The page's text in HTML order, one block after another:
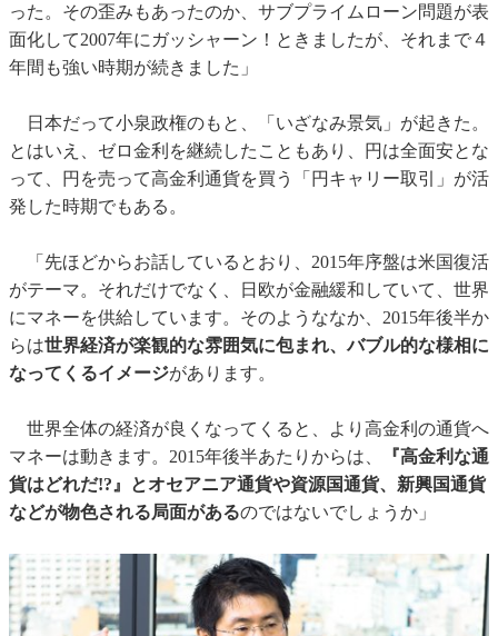
った。その歪みもあったのか、サブプライムローン問題が表
面化して2007年にガッシャーン！ときましたが、それまで４
年間も強い時期が続きました」
日本だって小泉政権のもと、「いざなみ景気」が起きた。
とはいえ、ゼロ金利を継続したこともあり、円は全面安とな
って、円を売って高金利通貨を買う「円キャリー取引」が活
発した時期でもある。
「先ほどからお話しているとおり、2015年序盤は米国復活
がテーマ。それだけでなく、日欧が金融緩和していて、世界
にマネーを供給しています。そのようななか、2015年後半か
らは世界経済が楽観的な雰囲気に包まれ、バブル的な様相に
なってくるイメージがあります。
世界全体の経済が良くなってくると、より高金利の通貨へ
マネーは動きます。2015年後半あたりからは、
『高金利な通
貨はどれだ!?』
とオセアニア通貨や資源国通貨、新興国通貨
などが物色される局面があるのではないでしょうか」